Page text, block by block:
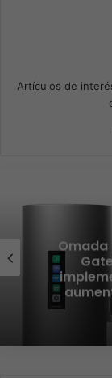
Artículos de
Omada